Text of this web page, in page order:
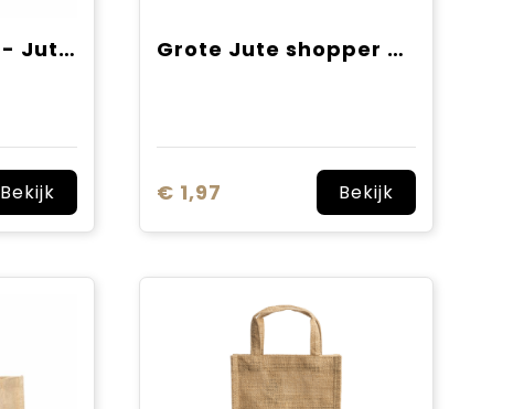
CAMPO DE FIORI - Jute/canvas boodschappentas
Bekijk
Grote Jute shopper 240 gr/m2
€ 1,97 Bekijk